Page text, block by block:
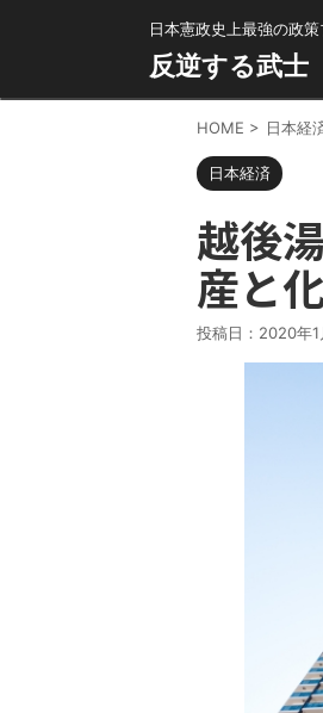
日本憲政史上最強の政策
反逆する武士
HOME > 日本経
日本経済
越後
産と
投稿日： 2020年1